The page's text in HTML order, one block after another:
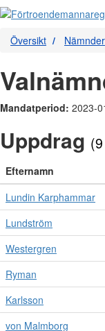
Översikt Nämnder
Mandatperiod: 2023-
Uppdrag
Efternamn
Lundin Karphammar
Lundström
Westergren
Ryman
Karlsson
von Malmborg